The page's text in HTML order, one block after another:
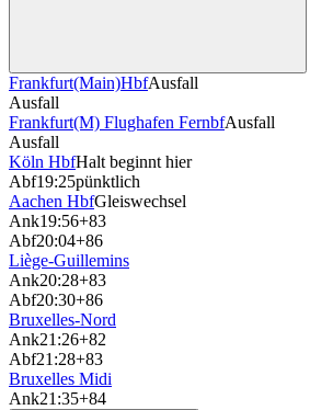
Frankfurt(Main)HbfAusfall
Ausfall
Frankfurt(M) Flughafen FernbfAusfall
Ausfall
Köln HbfHalt beginnt hier
Abf19:25pünktlich
Aachen HbfGleiswechsel
Ank19:56+83
Abf20:04+86
Liège-Guillemins
Ank20:28+83
Abf20:30+86
Bruxelles-Nord
Ank21:26+82
Abf21:28+83
Bruxelles Midi
Ank21:35+84